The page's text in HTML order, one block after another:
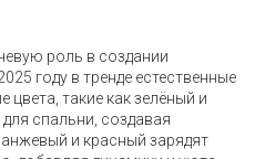
роль в создании
году в тренде естественные
цвета, такие как зелёный и
спальни, создавая
и красный зарядят